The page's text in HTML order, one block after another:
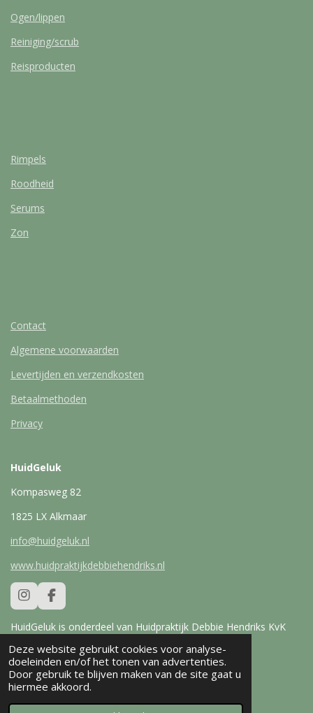
Deze website gebruikt cookies voor analyse-
doeleinden en/of het tonen van advertenties.
Door gebruik te blijven maken van de site gaat u
hiermee akkoord.
Ogen/lippen
Reiniging/scrub
Reisproducten
Rimpels
Roodheid
Serums
Zon
Contact
Algemene voorwaarden
Levertijden en verzendkosten
Betaalmethoden
Privacy
HuidGeluk
Kompasweg 82
1825 LX Alkmaar
info@huidgeluk.nl
www.huidpraktijkdebbiehendriks.nl
I
n
s
t
a
g
r
a
m
F
a
c
e
b
o
o
k
HuidGeluk is onderdeel van Huidpraktijk Debbie Hendriks KvK
© 2026 HuidGeluk